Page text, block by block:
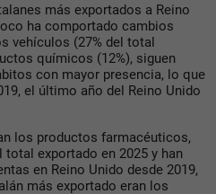
más exportados a Reino
ha comportado cambios
vehículos (27% del total
químicos (12%), siguen
con mayor presencia, lo que
el último año del Reino Unido
los productos farmacéuticos,
total exportado en 2025 y han
en Reino Unido desde 2019,
más exportado eran los